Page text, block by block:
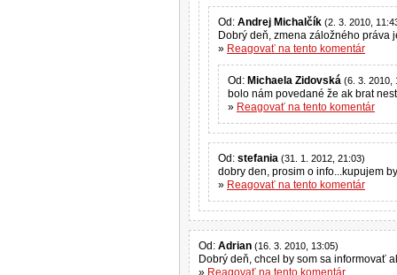
Od: Andrej Michalčík (2. 3. 2010,
Dobrý deň, zmena záložného
» Reagovať na tento komentár
Od: Michaela Zidovská (6. 3. 2010,
bolo nám povedané že ak brat
» Reagovať na tento komentár
Od: stefania (31. 1. 2012, 21:03)
dobry den, prosim o info...kupujem
» Reagovať na tento komentár
Od: Adrian (16. 3. 2010, 13:05)
Dobrý deň, chcel by som sa informovať
» Reagovať na tento komentár